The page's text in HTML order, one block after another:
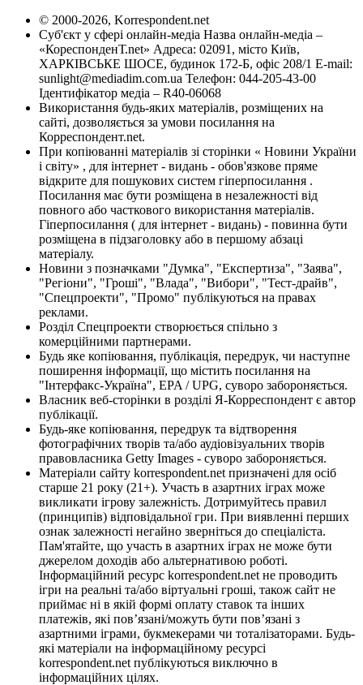
© 2000-2026, Korrespondent.net
Суб'єкт у сфері онлайн-медіа Назва онлайн-медіа –
«КореспонденТ.net» Адреса: 02091, місто Київ,
ХАРКІВСЬКЕ ШОСЕ, будинок 172-Б, офіс 208/1 E-mail:
sunlight@mediadim.com.ua Телефон: 044-205-43-00
Ідентифікатор медіа – R40-06068
Використання будь-яких матеріалів, розміщених на
сайті, дозволяється за умови посилання на
Корреспондент.net.
При копіюванні матеріалів зі сторінки « Новини України
і світу» , для інтернет - видань - обов'язкове пряме
відкрите для пошукових систем гіперпосилання .
Посилання має бути розміщена в незалежності від
повного або часткового використання матеріалів.
Гіперпосилання ( для інтернет - видань) - повинна бути
розміщена в підзаголовку або в першому абзаці
матеріалу.
Новини з позначками "Думка", "Експертиза", "Заява",
"Регіони", "Гроші", "Влада", "Вибори", "Тест-драйв",
"Спецпроекти", "Промо" публікуються на правах
реклами.
Розділ Спецпроекти створюється спільно з
комерційними партнерами.
Будь яке копіювання, публікація, передрук, чи наступне
поширення інформації, що містить посилання на
"Інтерфакс-Україна", EPA / UPG, суворо забороняється.
Власник веб-сторінки в розділі Я-Корреспондент є автор
публікації.
Будь-яке копіювання, передрук та відтворення
фотографічних творів та/або аудіовізуальних творів
правовласника Getty Images - суворо забороняється.
Матеріали сайту korrespondent.net призначені для осіб
старше 21 року (21+). Участь в азартних іграх може
викликати ігрову залежність. Дотримуйтесь правил
(принципів) відповідальної гри. При виявленні перших
ознак залежності негайно зверніться до спеціаліста.
Пам'ятайте, що участь в азартних іграх не може бути
джерелом доходів або альтернативою роботі.
Інформаційний ресурс korrespondent.net не проводить
ігри на реальні та/або віртуальні гроші, також сайт не
приймає ні в якій формі оплату ставок та інших
платежів, які пов’язані/можуть бути пов’язані з
азартними іграми, букмекерами чи тоталізаторами. Будь-
які матеріали на інформаційному ресурсі
korrespondent.net публікуються виключно в
інформаційних цілях.